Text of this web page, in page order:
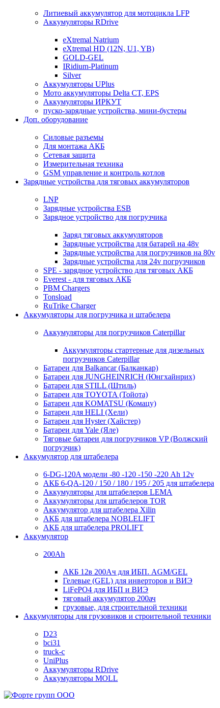
Литиевый аккумулятор для мотоцикла LFP
Аккумуляторы RDrive
eXtremal Natrium
eXtremal HD (12N, U1, YB)
GOLD-GEL
IRidium-Platinum
Silver
Аккумуляторы UPlus
Мото аккумуляторы Delta CT, EPS
Аккумуляторы ИРКУТ
пуско-зарядные устройства, мини-бустеры
Доп. оборудование
Силовые разъемы
Для монтажа АКБ
Сетевая защита
Измерительная техника
GSM управление и контроль котлов
Зарядные устройства для тяговых аккумуляторов
LNP
Зарядные устройства ESB
Зарядное устройство для погрузчика
Заряд тяговых аккумуляторов
Зарядные устройства для батарей на 48v
Зарядные устройства для погрузчиков на 80v
Зарядные устройства для 24v погрузчиков
SPE - зарядное устройство для тяговых АКБ
Everest - для тяговых АКБ
PBM Chargers
Tonsload
RuTrike Charger
Аккумуляторы для погрузчика и штабелера
Аккумуляторы для погрузчиков Caterpillar
Аккумуляторы стартерные для дизельных
погрузчиков Caterpillar
Батареи для Balkancar (Балканкар)
Батареи для JUNGHEINRICH (Юнгхайнрих)
Батареи для STILL (Штиль)
Батареи для TOYOTA (Тойота)
Батареи для KOMATSU (Комацу)
Батареи для HELI (Хели)
Батареи для Hyster (Хайстер)
Батареи для Yale (Яле)
Тяговые батареи для погрузчиков VP (Волжский
погрузчик)
Аккумулятор для штабелера
6-DG-120A модели -80 -120 -150 -220 Ah 12v
АКБ 6-QA-120 / 150 / 180 / 195 / 205 для штабелера
Аккумуляторы для штабелеров LEMA
Аккумуляторы для штабелеров TOR
Аккумулятор для штабелера Xilin
АКБ для штабелера NOBLELIFT
АКБ для штабелера PROLIFT
Аккумулятор
200Ah
АКБ 12в 200Ач для ИБП. AGM/GEL
Гелевые (GEL) для инверторов и ВИЭ
LiFePO4 для ИБП и ВИЭ
тяговый аккумулятор 200ач
грузовые, для строительной техники
Аккумуляторы для грузовиков и строительной техники
D23
bci31
truck-c
UniPlus
Аккумуляторы RDrive
Аккумуляторы MOLL